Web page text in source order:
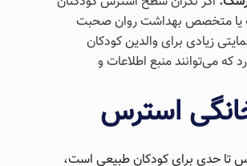
یا متخصص بهداشت روان صحبت
زیادی برای والدین کودکان
می‌توانند منبع اطلاعات و
استرس
تا حدی برای کودکان طبیعی است،